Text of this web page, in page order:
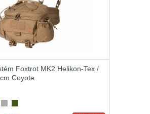
Foxtrot MK2 Helikon-Tex /
Coyote